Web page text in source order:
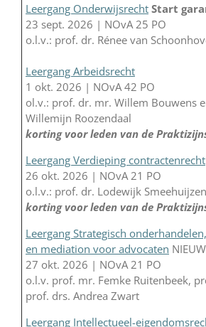
Leergang Onderwijsrecht Start
23 sept. 2026 | NOvA 25 PO
o.l.v.: prof. dr. Rénee van
Leergang Arbeidsrecht
1 okt. 2026 | NOvA 42 PO
ol.v.: prof. dr. mr. Willem Bouwens
Willemijn Roozendaal
korting voor leden van de
Leergang Verdieping contractenrecht
26 okt. 2026 | NOvA 21 PO
o.l.v.: prof. dr. Lodewijk Smeehuijzen
korting voor leden van de
Leergang Strategisch
en mediation voor advocaten NIEUW
27 okt. 2026 | NOvA 21 PO
o.l.v. prof. mr. Femke Ruitenbeek,
prof. drs. Andrea Zwart
Leergang Intellectueel-